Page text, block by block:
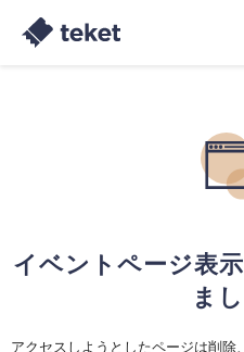
イベントページ表
まし
アクセスしようとしたページは削